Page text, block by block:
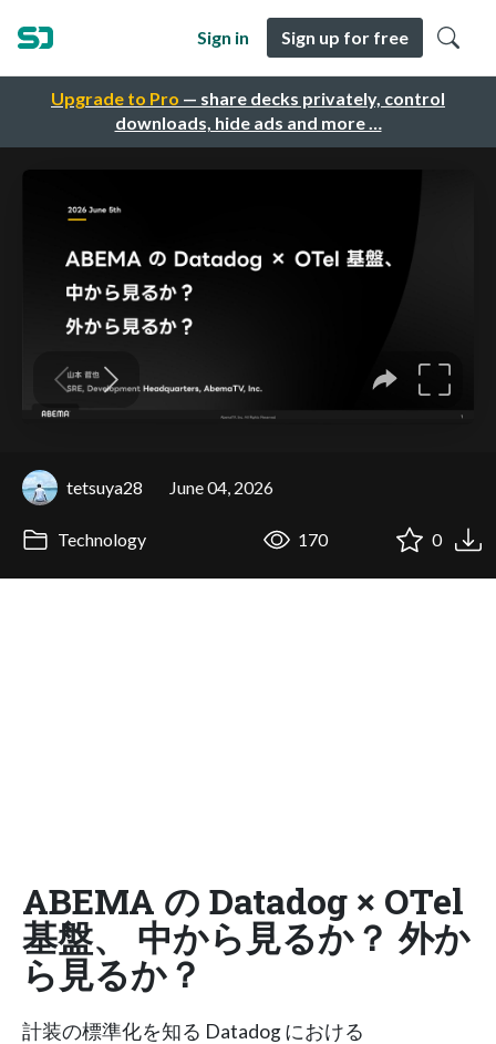
Upgrade to Pro — share decks privately, control
downloads, hide ads and more …
Sign in Sign up for free
tetsuya28 June 04, 2026
Technology 170 0
ABEMA の Datadog × OTel
基盤、 中から見るか？ 外か
ら見るか？
計装の標準化を知る Datadog における